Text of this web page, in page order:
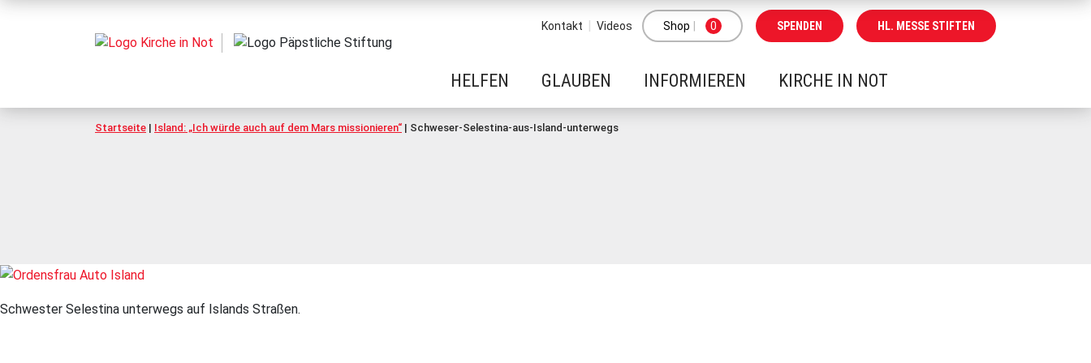
Kontakt Videos Shop 0 SPENDEN HL. MESSE STIFTEN
HELFEN GLAUBEN INFORMIEREN KIRCHE IN NOT
Startseite | Island: „Ich würde auch auf dem Mars missionieren“ | Schweser-Selestina-aus-Island-unterwegs
Schwester Selestina unterwegs auf Islands Straßen.